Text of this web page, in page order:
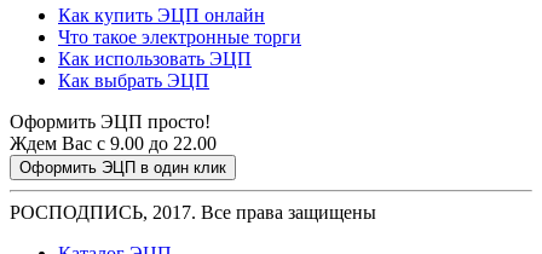
Как купить ЭЦП онлайн
Что такое электронные торги
Как использовать ЭЦП
Как выбрать ЭЦП
Оформить ЭЦП просто!
Ждем Вас с 9.00 до 22.00
Оформить ЭЦП в один клик
РОСПОДПИСЬ, 2017. Все права защищены